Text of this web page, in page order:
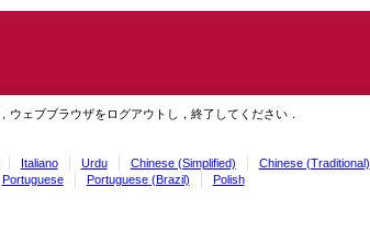
ェブブラウザをログアウトし，終了してください．
Italiano Urdu Chinese (Simplified) Chinese (Traditional)
Portuguese Portuguese (Brazil) Polish